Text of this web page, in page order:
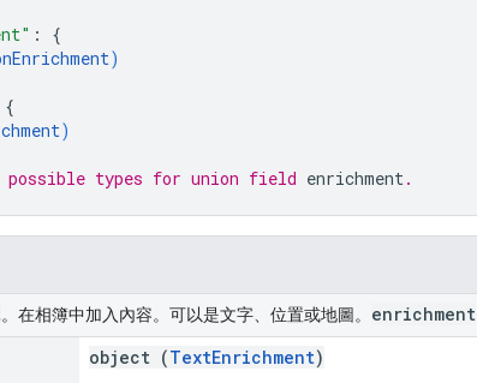
: {
)
{
)
types for union field enrichment.
。在相簿中加入內容。可以是文字、位置或地圖。 enrichment
object (TextEnrichment)